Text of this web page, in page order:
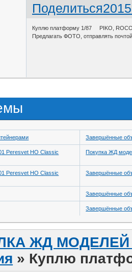
Поделиться
Куплю платформу 1/87 PIKO,
Предлагать ФОТО, отправлять
Завершённые
Peresvet HO Classic
Покупка ЖД
Peresvet HO Classic
Завершённые
Завершённые
Завершённые
ЖД МОДЕЛЕЙ
» Куплю